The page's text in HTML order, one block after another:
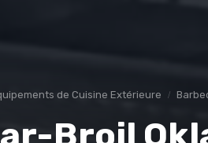
de Cuisine Extérieure